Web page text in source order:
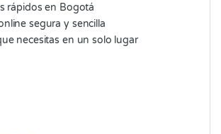
rápidos en Bogotá
segura y sencilla
necesitas en un solo lugar